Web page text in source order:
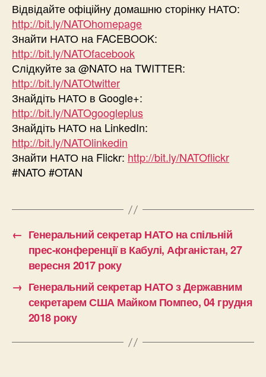
Відвідайте офіційну домашню сторінку НАТО:
http://bit.ly/NATOhomepage
Знайти НАТО на FACEBOOK:
http://bit.ly/NATOfacebook
Слідкуйте за @NATO на TWITTER:
http://bit.ly/NATOtwitter
Знайдіть НАТО в Google+:
http://bit.ly/NATOgoogleplus
Знайдіть НАТО на LinkedIn:
http://bit.ly/NATOlinkedin
Знайти НАТО на Flickr: http://bit.ly/NATOflickr
#NATO #OTAN
← Генеральний секретар НАТО на спільній
прес-конференції в Кабулі, Афганістан, 27
вересня 2017 року
→ Генеральний секретар НАТО з Державним
секретарем США Майком Помпео, 04 грудня
2018 року